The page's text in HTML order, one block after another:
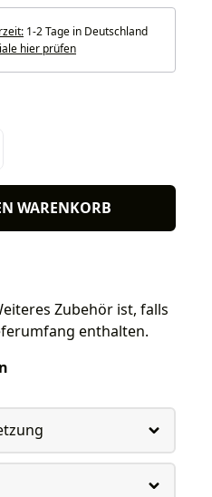
1-2 Tage in Deutschland
hier prüfen
WARENKORB
Zubehör ist, falls
enthalten.